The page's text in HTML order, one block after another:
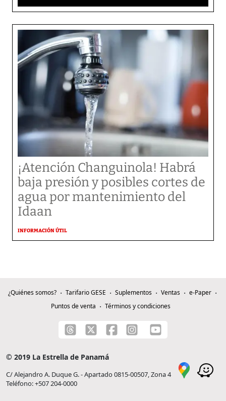
¡Atención Changuinola! Habrá
baja presión y posibles cortes de
agua por mantenimiento del
Idaan
INFORMACIÓN ÚTIL
¿Quiénes somos? Tarifario GESE Suplementos Ventas
e-Paper
Puntos de venta
Términos y condiciones
© 2019 La Estrella de Panamá
C/ Alejandro A. Duque G. - Apartado 0815-00507, Zona 4
Teléfono: +507 204-0000